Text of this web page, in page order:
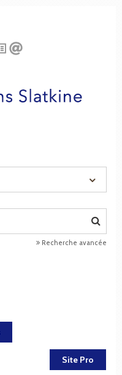
Recherche avancée
Site Pro